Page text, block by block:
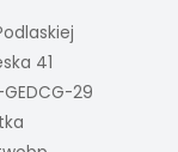
41
29